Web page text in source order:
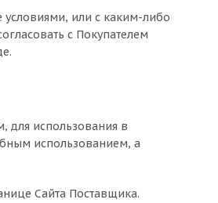
условиями, или с каким-либо
с Покупателем
для использования в
использованием, а
Сайта Поставщика.